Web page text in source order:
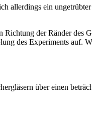
allerdings ein
der Ränder des
des Experiments auf.
über einen